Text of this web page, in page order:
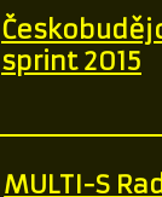
sprint 2015
MULTI-S